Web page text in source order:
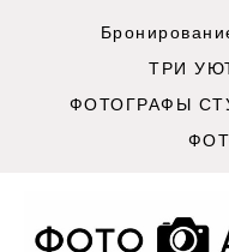
ТРИ
ФОТОГРАФЫ